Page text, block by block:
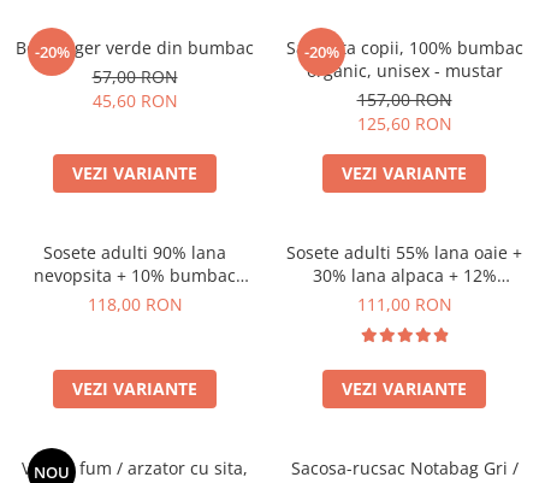
-20%
Body Tiger verde din bumbac
57,00 RON
45,60 RON
VEZI VARIANTE
-20%
Salopeta copii, 100% bumbac
organic, unisex - mustar
157,00 RON
125,60 RON
VEZI VARIANTE
Sosete adulti 90% lana
nevopsita + 10% bumbac
organic, model Chiara
118,00 RON
VEZI VARIANTE
Sosete adulti 55% lana oaie +
30% lana alpaca + 12%
bumbac + 3% canepa, model
111,00 RON
VEZI VARIANTE
NOU
Vas de fum / arzator cu sita,
Sacosa-rucsac Notabag Gri /